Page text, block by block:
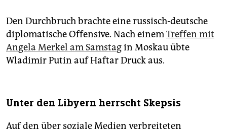
Den Durchbruch brachte eine russisch-deutsche
diplomatische Offensive. Nach einemTreffen mit
Angela Merkel am Samstagin Moskau übte
Wladimir Putin auf Haftar Druck aus.
Unter den Libyern herrscht Skepsis
Auf den über soziale Medien verbreiteten